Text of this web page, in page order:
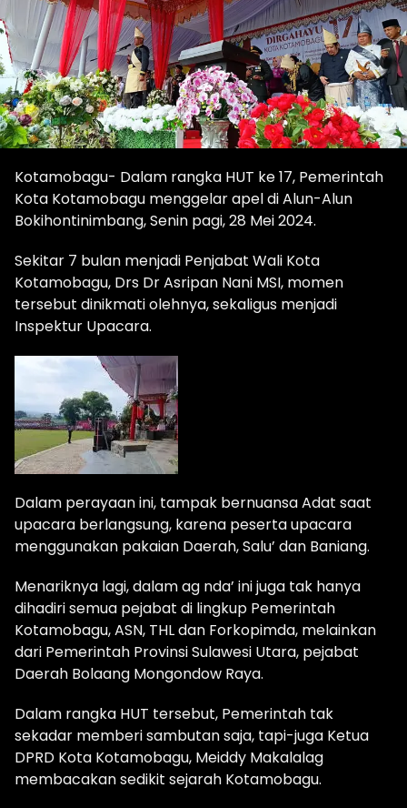
Kotamobagu- Dalam rangka HUT ke 17, Pemerintah
Kota Kotamobagu menggelar apel di Alun-Alun
Bokihontinimbang, Senin pagi, 28 Mei 2024.
Sekitar 7 bulan menjadi Penjabat Wali Kota
Kotamobagu, Drs Dr Asripan Nani MSI, momen
tersebut dinikmati olehnya, sekaligus menjadi
Inspektur Upacara.
Dalam perayaan ini, tampak bernuansa Adat saat
upacara berlangsung, karena peserta upacara
menggunakan pakaian Daerah, Salu’ dan Baniang.
Menariknya lagi, dalam ag nda’ ini juga tak hanya
dihadiri semua pejabat di lingkup Pemerintah
Kotamobagu, ASN, THL dan Forkopimda, melainkan
dari Pemerintah Provinsi Sulawesi Utara, pejabat
Daerah Bolaang Mongondow Raya.
Dalam rangka HUT tersebut, Pemerintah tak
sekadar memberi sambutan saja, tapi-juga Ketua
DPRD Kota Kotamobagu, Meiddy Makalalag
membacakan sedikit sejarah Kotamobagu.